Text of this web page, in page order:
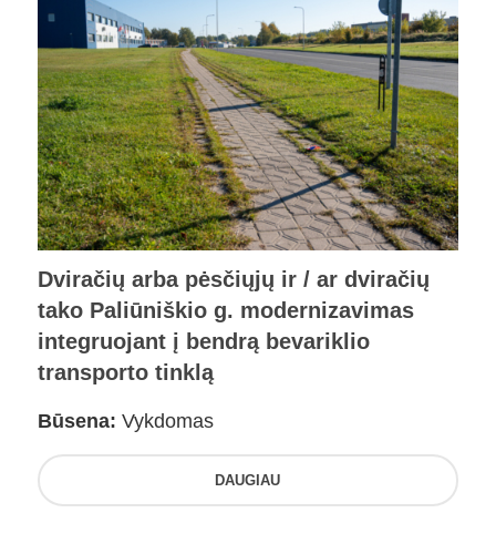
Dviračių arba pėsčiųjų ir / ar dviračių
tako Paliūniškio g. modernizavimas
integruojant į bendrą bevariklio
transporto tinklą
Būsena: Vykdomas
DAUGIAU